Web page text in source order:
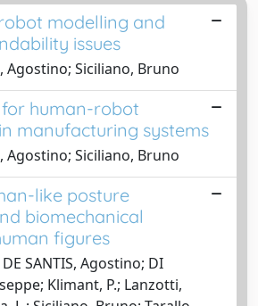
modelling and
issues
Agostino; Siciliano, Bruno
for human-robot
manufacturing systems
Agostino; Siciliano, Bruno
like posture
biomechanical
figures
SANTIS, Agostino; DI
Klimant, P.; Lanzotti,